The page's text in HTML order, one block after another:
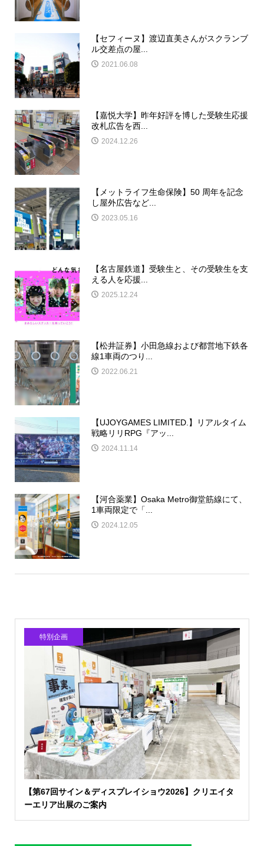
【セフィーヌ】渡辺直美さんがスクランブ
ル交差点の屋...
2021.06.08
【嘉悦大学】昨年好評を博した受験生応援
改札広告を西...
2024.12.26
【メットライフ生命保険】50 周年を記念
し屋外広告など...
2023.05.16
【名古屋鉄道】受験生と、その受験生を支
える人を応援...
2025.12.24
【松井証券】小田急線および都営地下鉄各
線1車両のつり...
2022.06.21
【UJOYGAMES LIMITED.】リアルタイム
戦略リリRPG『アッ...
2024.11.14
【河合薬業】Osaka Metro御堂筋線にて、
1車両限定で「...
2024.12.05
特別企画
【第67回サイン＆ディスプレイショウ2026】クリエイタ
ーエリア出展のご案内